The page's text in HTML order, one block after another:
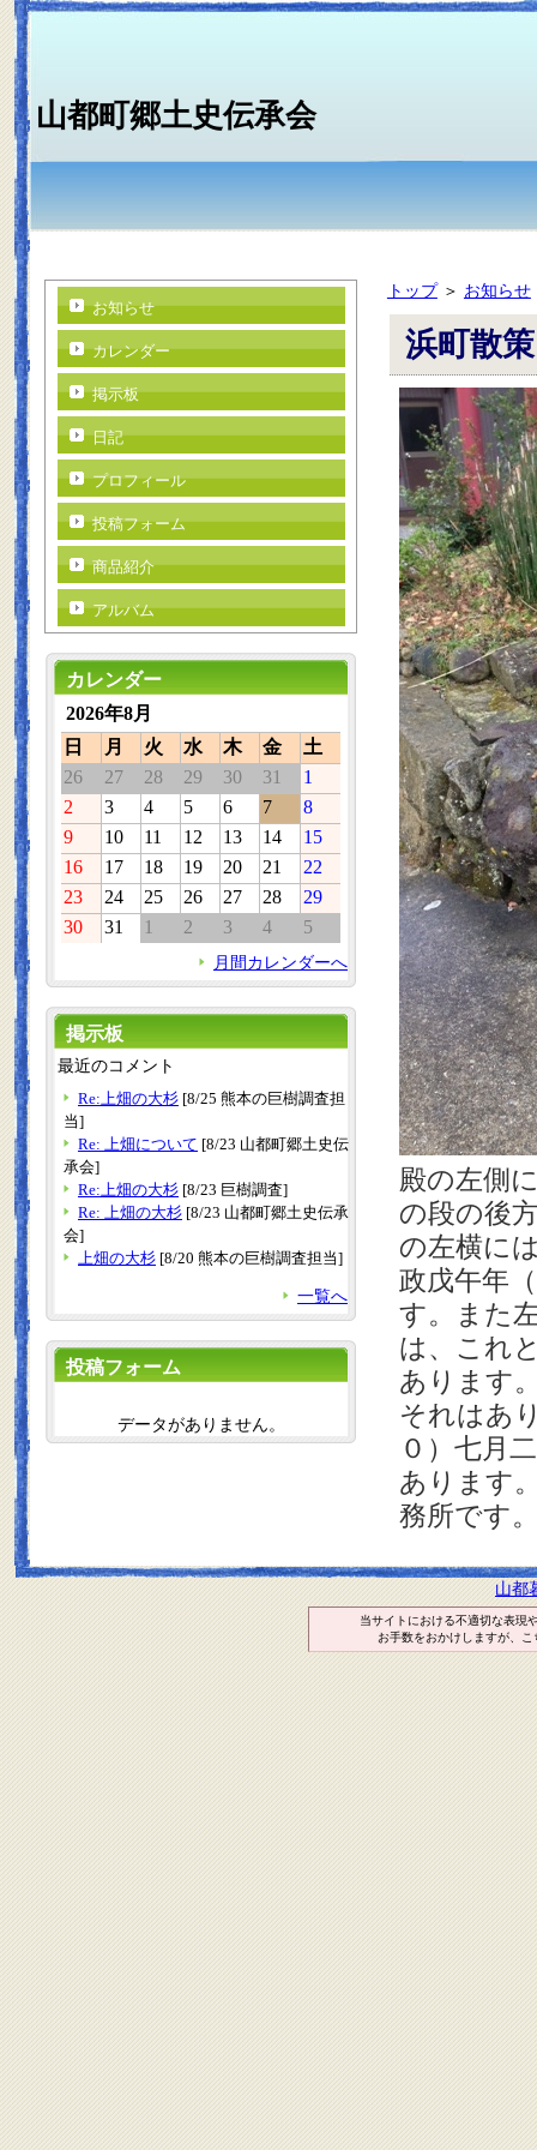
山都町郷土史伝承会
トップ＞ お知らせ
浜町散
殿の左側
の段の後
の左横に
政戊午年
す。また
は、これ
あります
それはあ
０）七月
ありま す
務所です
お知らせ
カレンダー
掲示板
日記
プロフィール
投稿フォーム
商品紹介
アルバム
カレンダー
2026年8月
日
月 火 水 木 金
土
26
27 28 29 30 31
1
2
3 4 5 6 7
8
9
10 11 12 13 14
15
16
17 18 19 20 21
22
23
24 25 26 27 28
29
30
31 1 2 3 4 5
月間カレンダーへ
掲示板
最近のコメント
Re:上畑の大杉 [8/25 熊本の巨樹調査担
当]
Re: 上畑について [8/23 山都町郷土史伝
承会]
Re:上畑の大杉 [8/23 巨樹調査]
Re: 上畑の大杉 [8/23 山都町郷土史伝承
会]
上畑の大杉 [8/20 熊本の巨樹調査担当]
一覧へ
投稿フォーム
データがありません。
山都
当サイトにおける不適切な表現
お手数をおかけしますが、こ